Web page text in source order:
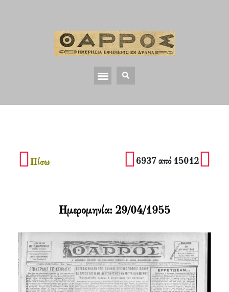
Πίσω 6937 από 15012
Ημερομηνία: 29/04/1955